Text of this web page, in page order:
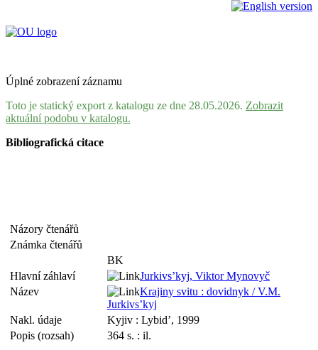
Úplné zobrazení záznamu
Toto je statický export z katalogu ze dne 28.05.2026. Zobrazit
aktuální podobu v katalogu.
Bibliografická citace
Názory čtenářů
Známka čtenářů
BK
Hlavní záhlaví
Jurkivs’kyj, Viktor Mynovyč
Název
Krajiny svitu : dovidnyk / V.M.
Jurkivs’kyj
Nakl. údaje
Kyjiv : Lybid’, 1999
Popis (rozsah)
364 s. : il.